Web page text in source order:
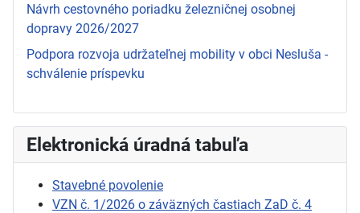
Návrh cestovného poriadku železničnej osobnej
dopravy 2026/2027
Podpora rozvoja udržateľnej mobility v obci Nesluša -
schválenie príspevku
Elektronická úradná tabuľa
Stavebné povolenie
VZN č. 1/2026 o záväzných častiach ZaD č. 4